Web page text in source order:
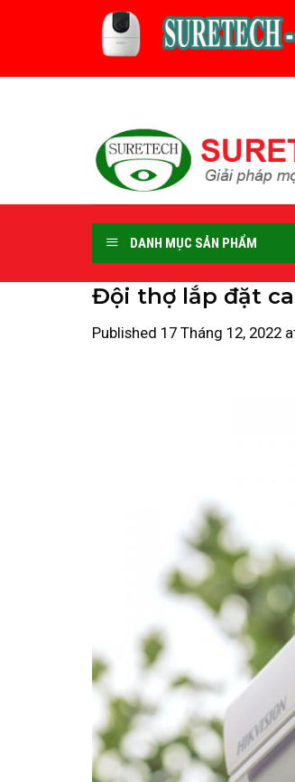
DANH MỤC SẢN PHẨM
Đội thợ lắp đặt
Published 17 Tháng 12, 2022